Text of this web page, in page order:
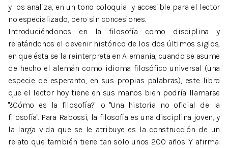
y los analiza, en un tono coloquial y accesible para el lector
no especializado, pero sin concesiones.
Introduciéndonos en la filosofía como disciplina y
relatándonos el devenir histórico de los dos últimos siglos,
en que ésta se la reinterpreta en Alemania, cuando se asume
de hecho el alemán como idioma filosófico universal (una
especie de esperanto, en sus propias palabras), este libro
que el lector hoy tiene en sus manos bien podría llamarse
"¿Cómo es la filosofía?" o "Una historia no oficial de la
filosofía". Para Rabossi, la filosofía es una disciplina joven, y
la larga vida que se le atribuye es la construcción de un
relato que también tiene tan solo unos 200 años. Y afirma: